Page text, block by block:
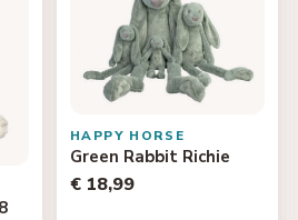
HAPPY HORSE
Green Rabbit Richie
€ 18,99